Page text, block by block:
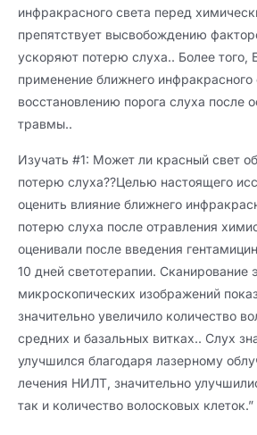
инфракрасного света перед
препятствует высвобождению
ускоряют потерю слуха.. Более того,
применение ближнего инфракрасного
восстановлению порога слуха после
травмы..
Изучать #1: Может ли красный свет
потерю слуха??Целью настоящего
оценить влияние ближнего
потерю слуха после отравления
оценивали после введения
10 дней светотерапии. Сканирование
микроскопических изображений
значительно увеличило количество
средних и базальных витках.. Слух
улучшился благодаря лазерному
лечения НИЛТ, значительно
так и количество волосковых клеток.”